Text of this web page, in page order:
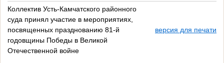
Коллектив Усть-Камчатского районного
суда принял участие в мероприятиях,
посвященных празднованию 81-й
годовщины Победы в Великой
Отечественной войне
версия для печати